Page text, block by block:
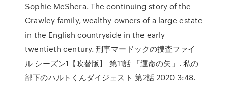
Sophie McShera. The continuing story of the
Crawley family, wealthy owners of a large estate
in the English countryside in the early
twentieth century. 刑事マードックの捜査ファイ
ル シーズン1【吹替版】 第11話 「運命の矢」. 私の
部下のハルトくんダイジェスト 第2話 2020 3:48.